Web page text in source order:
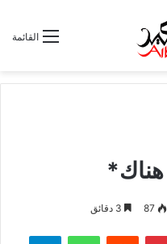
القائمة
هناك*
87
بينتيريست واتساب